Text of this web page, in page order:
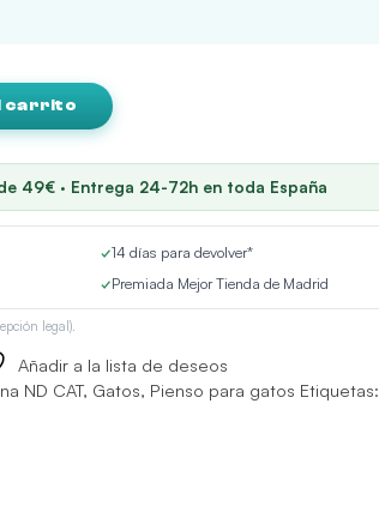
carrito
49€ · Entrega 24-72h en toda España
✓14 días para devolver*
✓Premiada Mejor Tienda de Madrid
legal).
Añadir a la lista de deseos
ND CAT, Gatos, Pienso para gatos Etiquetas: